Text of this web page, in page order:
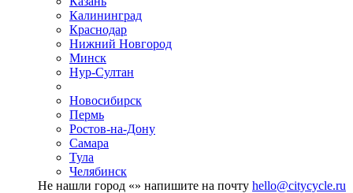
Калининград
Краснодар
Нижний Новгород
Минск
Нур-Султан
Новосибирск
Пермь
Ростов-на-Дону
Самара
Тула
Челябинск
Не нашли город «» напишите на почту hello@citycycle.ru